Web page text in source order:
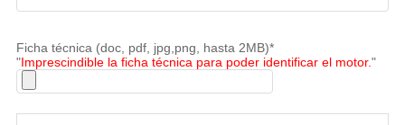
Ficha técnica (doc, pdf, jpg,png, hasta 2MB)*
"Imprescindible la ficha técnica para poder identificar el motor."